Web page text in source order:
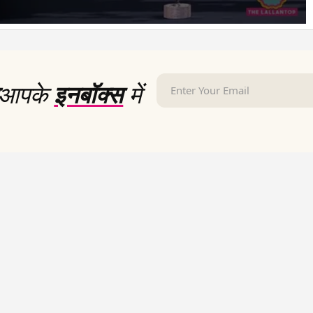
इनबॉक्समें